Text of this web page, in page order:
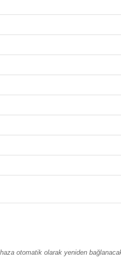
otomatik olarak yeniden